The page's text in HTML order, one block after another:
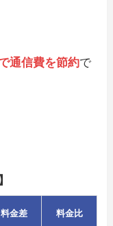
通信費を節約で
料金差 料金比